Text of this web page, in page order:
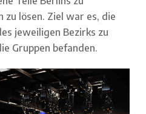
zu lösen. Ziel war es, die
jeweiligen Bezirks zu
Gruppen befanden.